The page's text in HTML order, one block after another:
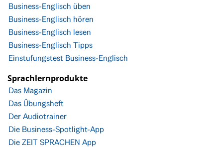
Business-Englisch üben
Business-Englisch hören
Business-Englisch lesen
Business-Englisch Tipps
Einstufungstest Business-Englisch
Sprachlernprodukte
Das Magazin
Das Übungsheft
Der Audiotrainer
Die Business-Spotlight-App
Die ZEIT SPRACHEN App